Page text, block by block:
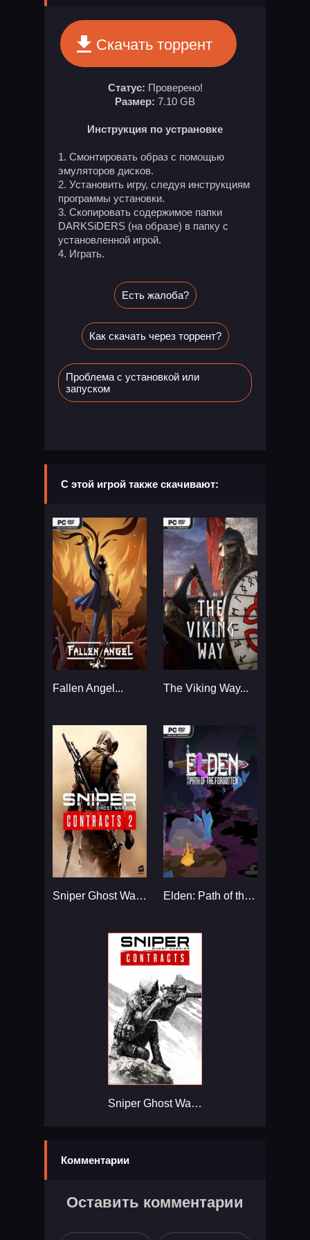
Скачать торрент
Статус: Проверено!
Размер: 7.10 GB
Инструкция по устрановке
Смонтировать образ с помощью
эмуляторов дисков.
Установить игру, следуя инструкциям
программы установки.
Скопировать содержимое папки
DARKSiDERS (на образе) в папку с
установленной игрой.
Играть.
Есть жалоба?
Как скачать через торрент?
Проблема с установкой или
запуском
С этой игрой также скачивают:
Fallen Angel... The Viking Way...
Sniper Ghost Warrior Contracts 2 - Deluxe Arsenal Edition... Elden: Path of the Forgotten...
Sniper Ghost Warrior Contracts...
Комментарии
Оставить комментарии